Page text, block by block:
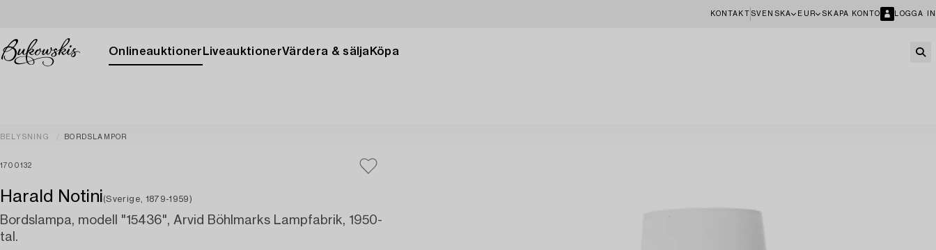
KONTAKT SVENSKA EUR SKAPA KONTO LOGGA IN
Onlineauktioner LiveauktionerVärdera & sälja Köpa
BELYSNING BORDSLAMPOR
1700132
Harald Notini(Sverige, 1879-1959)
Bordslampa, modell "15436", Arvid Böhlmarks Lampfabrik, 1950-
tal.